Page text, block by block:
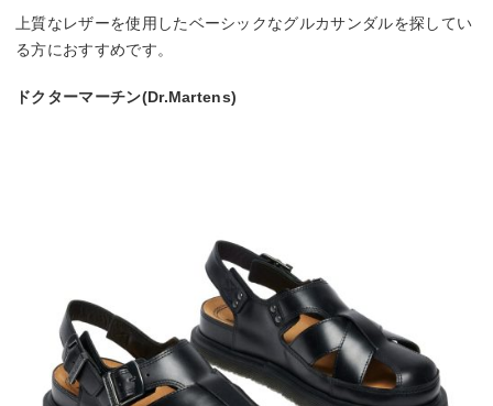
上質なレザーを使用したベーシックなグルカサンダルを探してい
る方におすすめです。
ドクターマーチン(Dr.Martens)